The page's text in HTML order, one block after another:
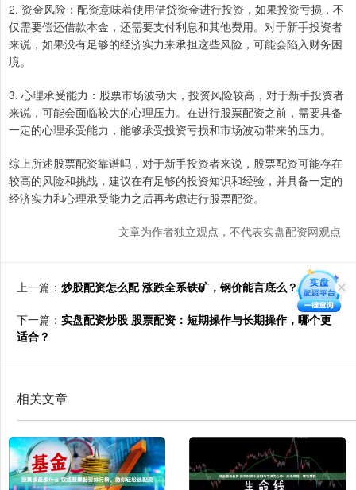
2. 资金风险：配资意味着使用借贷资金进行投资，如果投资亏损，不
仅需要偿还借款本金，还需要支付利息和其他费用。对于新手投资者
来说，如果没有足够的经济实力来承担这些风险，可能会陷入财务困
境。
3. 心理承受能力：股票市场波动大，投资风险较高，对于新手投资者
来说，可能会面临较大的心理压力。在进行股票配资之前，需要具备
一定的心理承受能力，能够承受投资亏损和市场波动带来的压力。
综上所述股票配资靠谱吗，对于新手投资者来说，股票配资可能存在
较高的风险和挑战，建议在有足够的投资知识和经验，并具备一定的
经济实力和心理承受能力之后再考虑进行股票配资。
文章为作者独立观点，不代表实盘配资网观点
上一篇： 炒股配资怎么配 涨跌全系铁矿，钢价能言底么？
下一篇： 实盘配资炒股 股票配资：短期操作与长期操作，哪个更
适合？
相关文章